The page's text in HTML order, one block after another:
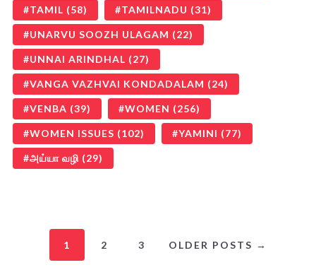
TAMIL (58) TAMILNADU (31)
UNARVU SOOZH ULAGAM (22)
UNNAI ARINDHAL (27)
VANGA VAZHVAI KONDADALAM (24)
VENBA (39) WOMEN (256)
WOMEN ISSUES (102) YAMINI (77)
அய்யா வழி (29)
1 2 3 OLDER POSTS →